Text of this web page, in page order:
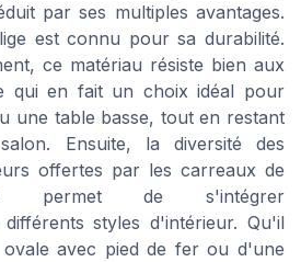
par ses multiples avantages.
est connu pour sa durabilité.
ce matériau résiste bien aux
qui en fait un choix idéal pour
une table basse, tout en restant
Ensuite, la diversité des
offertes par les carreaux de
permet de s'intégrer
styles d'intérieur. Qu'il
avec pied de fer ou d'une